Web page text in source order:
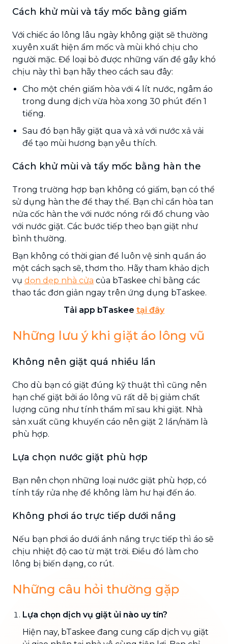
Cách khử mùi và tẩy mốc bằng giấm
Với chiếc áo lông lâu ngày không giặt sẽ thường
xuyên xuất hiện ẩm mốc và mùi khó chịu cho
người mặc. Để loại bỏ được những vấn đề gây khó
chịu này thì bạn hãy theo cách sau đây:
Cho một chén giấm hòa với 4 lít nước, ngâm áo
trong dung dịch vừa hòa xong 30 phút đến 1
tiếng.
Sau đó bạn hãy giặt qua và xả với nước xả vải
để tạo mùi hương bạn yêu thích.
Cách khử mùi và tẩy mốc bằng hàn the
Trong trường hợp bạn không có giấm, bạn có thể
sử dụng hàn the để thay thế. Bạn chỉ cần hòa tan
nửa cốc hàn the với nước nóng rồi đổ chung vào
với nước giặt. Các bước tiếp theo bạn giặt như
bình thường.
Bạn không có thời gian để luôn vệ sinh quần áo
một cách sạch sẽ, thơm tho. Hãy tham khảo dịch
vụ dọn dẹp nhà cửa của bTaskee chỉ bằng các
thao tác đơn giản ngay trên ứng dụng bTaskee.
Tải app bTaskee tại đây
Những lưu ý khi giặt áo lông vũ
Không nên giặt quá nhiều lần
Cho dù bạn có giặt đúng kỹ thuật thì cũng nên
hạn chế giặt bởi áo lông vũ rất dễ bị giảm chất
lượng cũng như tính thẩm mĩ sau khi giặt. Nhà
sản xuất cũng khuyến cáo nên giặt 2 lần/năm là
phù hợp.
Lựa chọn nước giặt phù hợp
Bạn nên chọn những loại nước giặt phù hợp, có
tính tẩy rửa nhẹ để không làm hư hại đến áo.
Không phơi áo trực tiếp dưới nắng
Nếu bạn phơi áo dưới ánh nắng trực tiếp thì áo sẽ
chịu nhiệt độ cao từ mặt trời. Điều đó làm cho
lông bị biến dạng, co rút.
Những câu hỏi thường gặp
Lựa chọn dịch vụ giặt ủi nào uy tín?
Hiện nay, bTaskee đang cung cấp dịch vụ giặt